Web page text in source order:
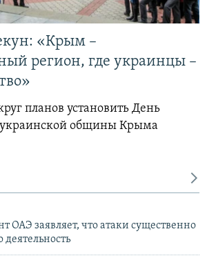
«Крым –
регион, где украинцы –
планов установить День
общины Крыма
ОАЭ заявляет, что атаки существенно
деятельность